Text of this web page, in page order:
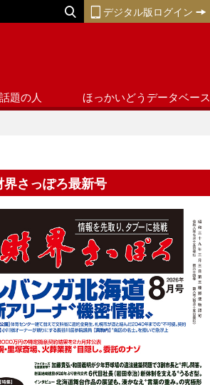
デジタル版ログイン
話題の人 ほっかいどうデータベース
界さっぽろ最新号